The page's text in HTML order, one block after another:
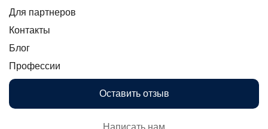
Для партнеров
Контакты
Блог
Профессии
Оставить отзыв
Написать нам